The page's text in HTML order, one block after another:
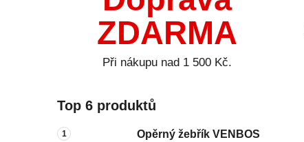
ZDARMA
Při nákupu nad 1 500 Kč.
Top 6 produktů
Opěrný žebřík VENBOS